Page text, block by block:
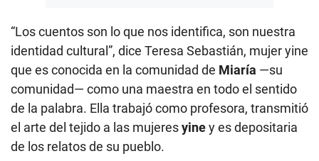
“Los cuentos son lo que nos identifica, son nuestra
identidad cultural”, dice Teresa Sebastián, mujer yine
que es conocida en la comunidad de Miaría —su
comunidad— como una maestra en todo el sentido
de la palabra. Ella trabajó como profesora, transmitió
el arte del tejido a las mujeresyiney es depositaria
de los relatos de su pueblo.